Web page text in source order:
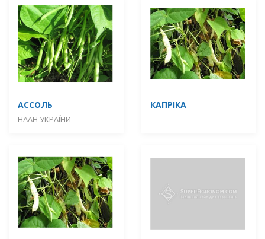
АССОЛЬ
НААН УКРАЇНИ
КАПРІКА